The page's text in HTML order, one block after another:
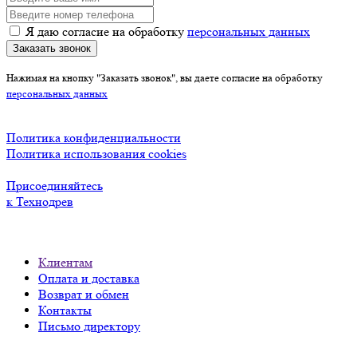
Я даю согласие на обработку персональных данных
Заказать звонок
Нажимая на кнопку "Заказать звонок", вы даете согласие на обработку
персональных данных
Политика конфиденциальности
Политика использования cookies
Присоединяйтесь
к Технодрев
Клиентам
Оплата и доставка
Возврат и обмен
Контакты
Письмо директору